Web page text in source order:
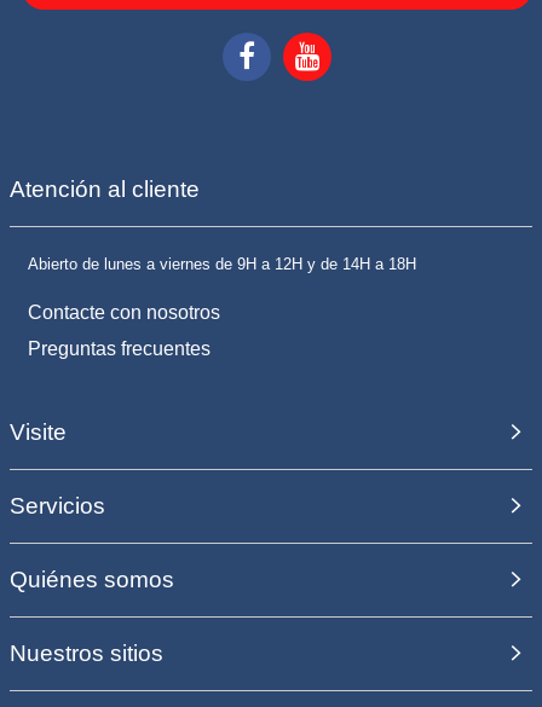
Atención al cliente
Abierto de lunes a viernes de 9H a 12H y de 14H a 18H
Contacte con nosotros
Preguntas frecuentes
Visite
Servicios
Quiénes somos
Nuestros sitios